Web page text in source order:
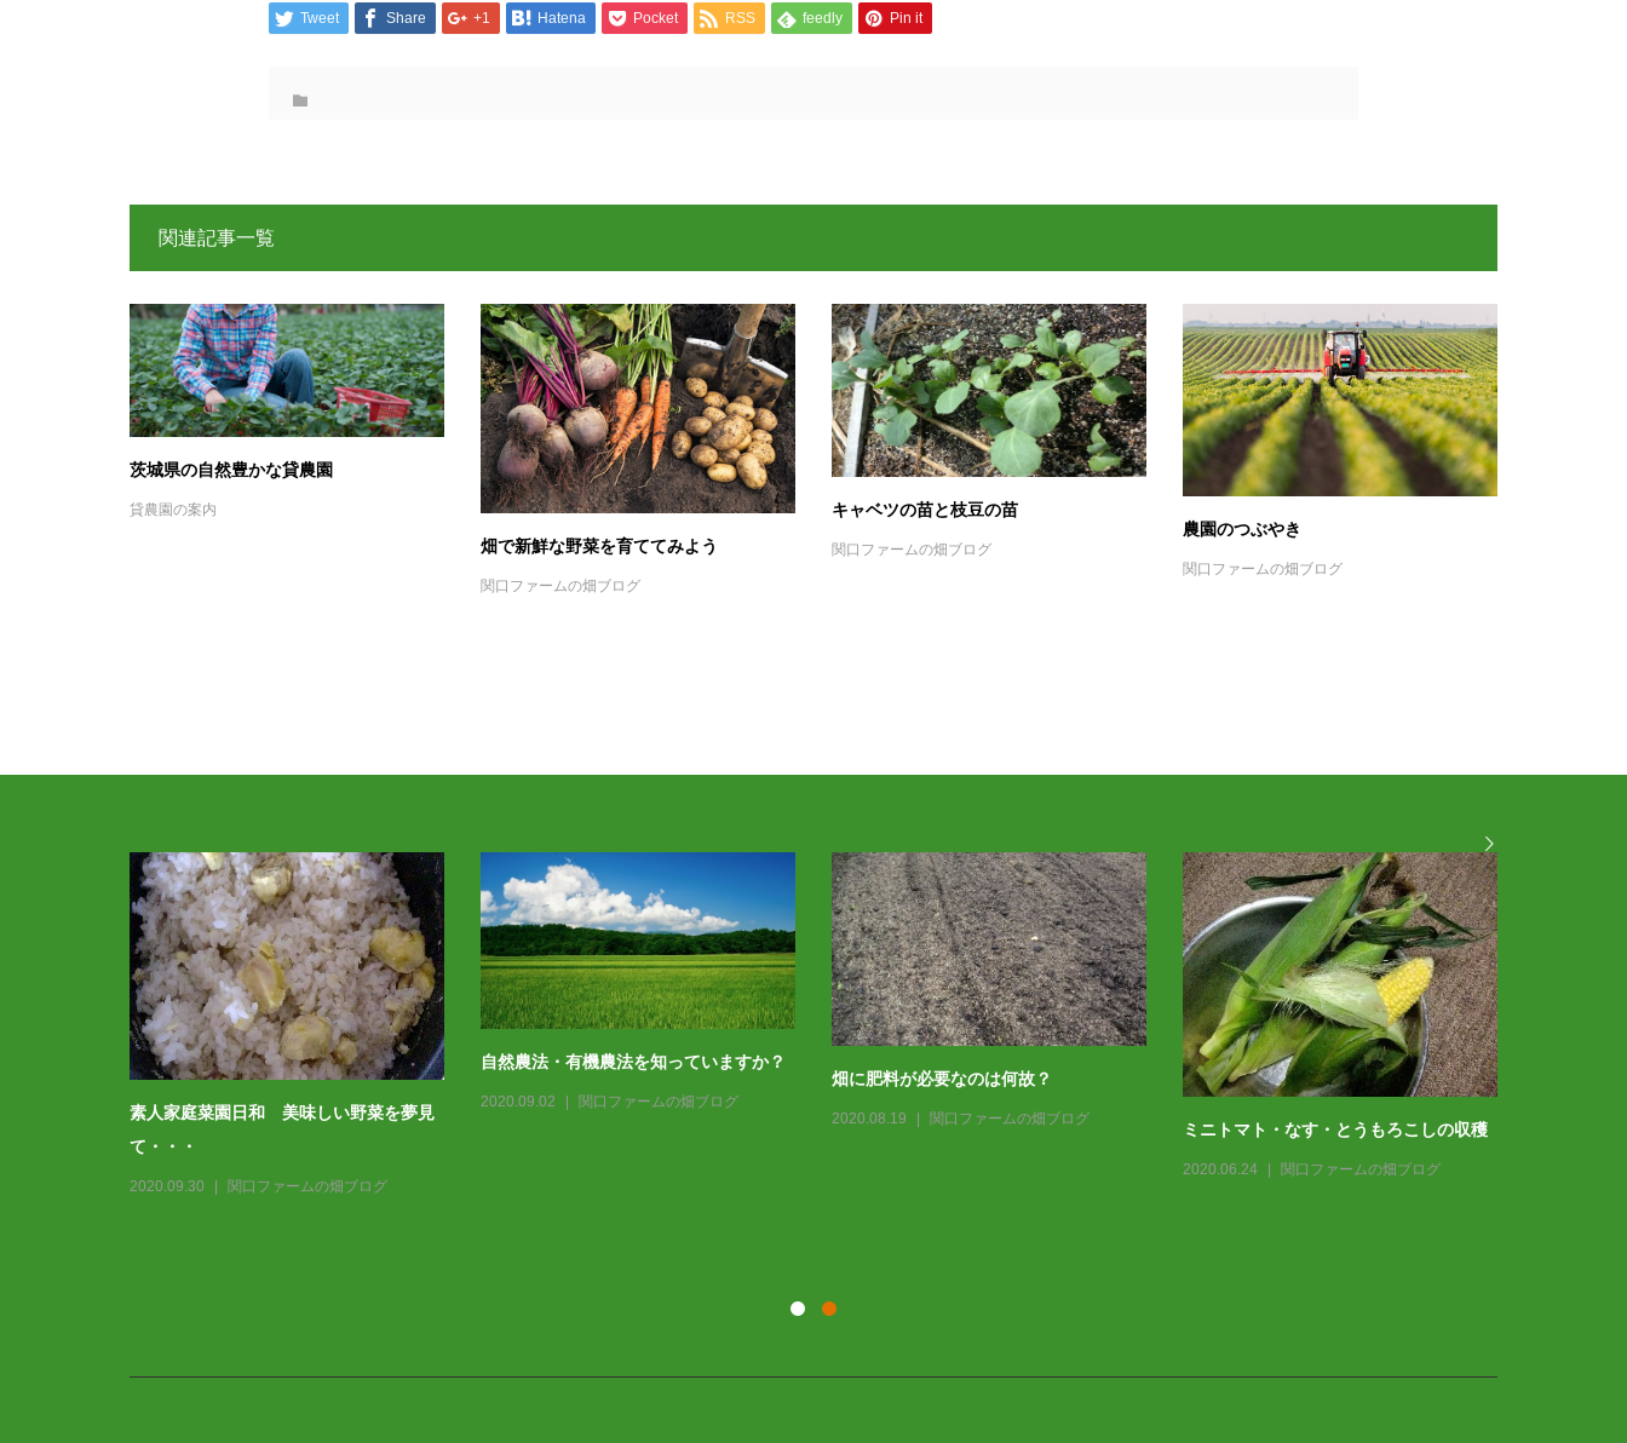
Tweet Share +1 Hatena Pocket RSS feedly Pin it
関連記事一覧
茨城県の自然豊かな貸農園
貸農園の案内
畑で新鮮な野菜を育ててみよう
関口ファームの畑ブログ
キャベツの苗と枝豆の苗
関口ファームの畑ブログ
農園のつぶやき
関口ファームの畑ブログ
素人家庭菜園日和 美味しい野菜を夢見
て・・・
2020.09.30 関口ファームの畑ブログ
自然農法・有機農法を知っていますか？
2020.09.02 関口ファームの畑ブログ
畑に肥料が必要なのは何故？
2020.08.19 関口ファームの畑ブログ
ミニトマト・なす・とうもろこしの収穫
2020.06.24 関口ファームの畑ブログ